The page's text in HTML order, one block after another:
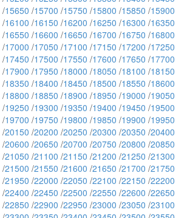
/15650 /15700 /15750 /15800 /15850 /15900
/16100 /16150 /16200 /16250 /16300 /16350
/16550 /16600 /16650 /16700 /16750 /16800
/17000 /17050 /17100 /17150 /17200 /17250
/17450 /17500 /17550 /17600 /17650 /17700
/17900 /17950 /18000 /18050 /18100 /18150
/18350 /18400 /18450 /18500 /18550 /18600
/18800 /18850 /18900 /18950 /19000 /19050
/19250 /19300 /19350 /19400 /19450 /19500
/19700 /19750 /19800 /19850 /19900 /19950
/20150 /20200 /20250 /20300 /20350 /20400
/20600 /20650 /20700 /20750 /20800 /20850
/21050 /21100 /21150 /21200 /21250 /21300
/21500 /21550 /21600 /21650 /21700 /21750
/21950 /22000 /22050 /22100 /22150 /22200
/22400 /22450 /22500 /22550 /22600 /22650
/22850 /22900 /22950 /23000 /23050 /23100